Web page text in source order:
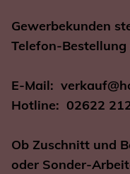
Gewerbekunden
Telefon-
E-Mail:
Hotline: 02622
Ob Zuschnitt und
oder Sonder-